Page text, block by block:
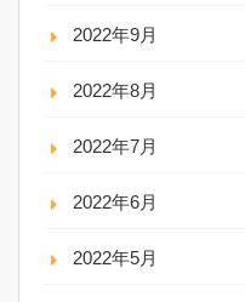
2022年9月
2022年8月
2022年7月
2022年6月
2022年5月